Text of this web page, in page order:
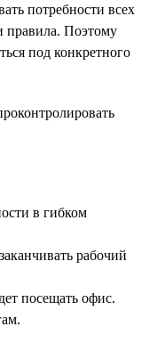
потребности всех
правила. Поэтому
под конкретного
в гибком
рабочий
посещать офис.